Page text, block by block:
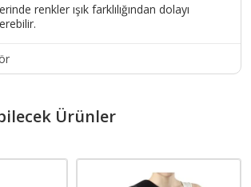
renkler ışık farklılığından dolayı
Ürünler